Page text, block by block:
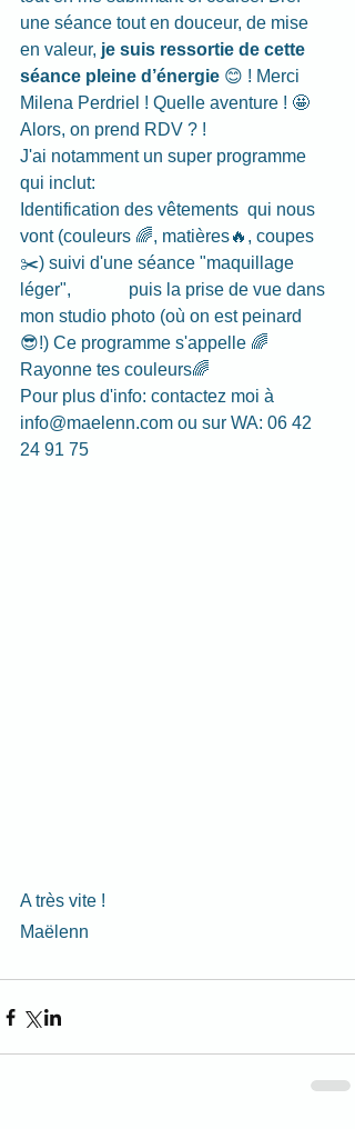
une séance tout en douceur, de mise
en valeur, je suis ressortie de cette
séance pleine d’énergie 😊 ! Merci
Milena Perdriel ! Quelle aventure ! 🤩
Alors, on prend RDV ? !
J'ai notamment un super programme
qui inclut:
Identification des vêtements  qui nous
vont (couleurs 🌈, matières🔥, coupes
✂️) suivi d'une séance "maquillage
léger",             puis la prise de vue dans
mon studio photo (où on est peinard
😎!) Ce programme s'appelle 🌈
Rayonne tes couleurs🌈
Pour plus d'info: contactez moi à
info@maelenn.com ou sur WA: 06 42
24 91 75
A très vite !
Maëlenn